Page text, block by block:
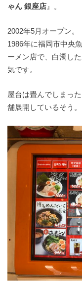
ゃん 銀座店 』。
2002年5月オープン。
1986年に福岡市中央
ーメン店で、白濁し
気です。
屋台は畳んでしまっ
舗展開しているそう。